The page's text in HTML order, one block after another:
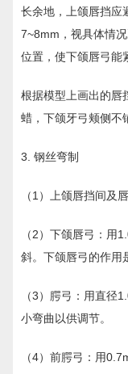
长余地，上颌唇挡应
7~8mm，视具体情
位置，使下颌唇弓能
根据模型上画出的唇
蜡，下颌牙弓颊侧不
3. 钢丝弯制
（1）上颌唇挡间及
（2）下颌唇弓：用
斜。下颌唇弓的作用
（3）腭弓：用直径
小弯曲以供调节。
（4）前腭弓：用